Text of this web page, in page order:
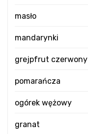
masło
mandarynki
grejpfrut czerwony
pomarańcza
ogórek wężowy
granat